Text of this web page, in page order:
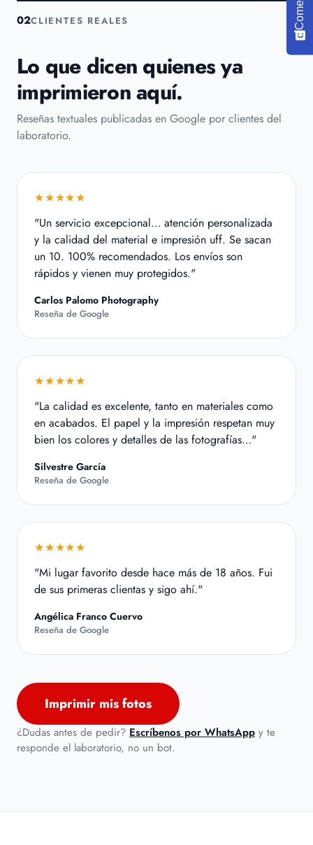
02CLIENTES REALES
Lo que dicen quienes ya
imprimieron aquí.
Reseñas textuales publicadas en Google por clientes del
laboratorio.
★★★★★
"Un servicio excepcional… atención personalizada
y la calidad del material e impresión uff. Se sacan
un 10. 100% recomendados. Los envíos son
rápidos y vienen muy protegidos."
Carlos Palomo Photography
Reseña de Google
★★★★★
"La calidad es excelente, tanto en materiales como
en acabados. El papel y la impresión respetan muy
bien los colores y detalles de las fotografías…"
Silvestre García
Reseña de Google
★★★★★
"Mi lugar favorito desde hace más de 18 años. Fui
de sus primeras clientas y sigo ahí."
Angélica Franco Cuervo
Reseña de Google
Imprimir mis fotos
¿Dudas antes de pedir? Escríbenos por WhatsApp y te
responde el laboratorio, no un bot.